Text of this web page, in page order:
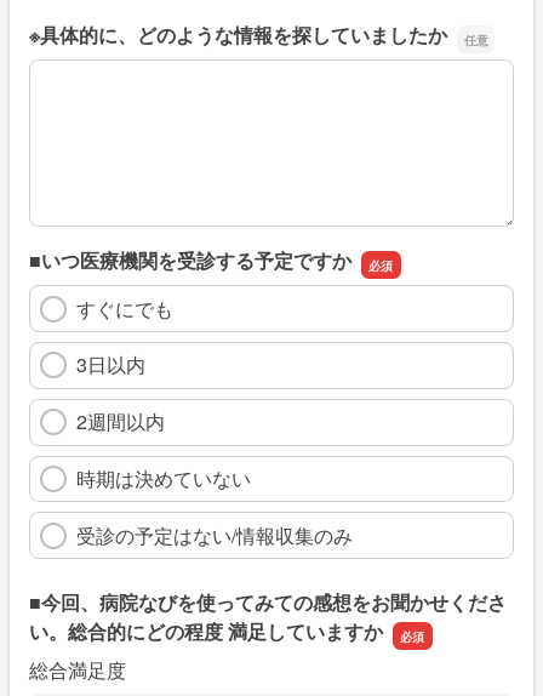
※具体的に、どのような情報を探していましたか
※具体的に、どのような情報を探していましたか
■いつ医療機関を受診する予定ですか
すぐにでも
3日以内
2週間以内
時期は決めていない
受診の予定はない/情報収集のみ
■今回、病院なびを使ってみての感想をお聞かせくださ
い。総合的にどの程度 満足していますか
総合満足度